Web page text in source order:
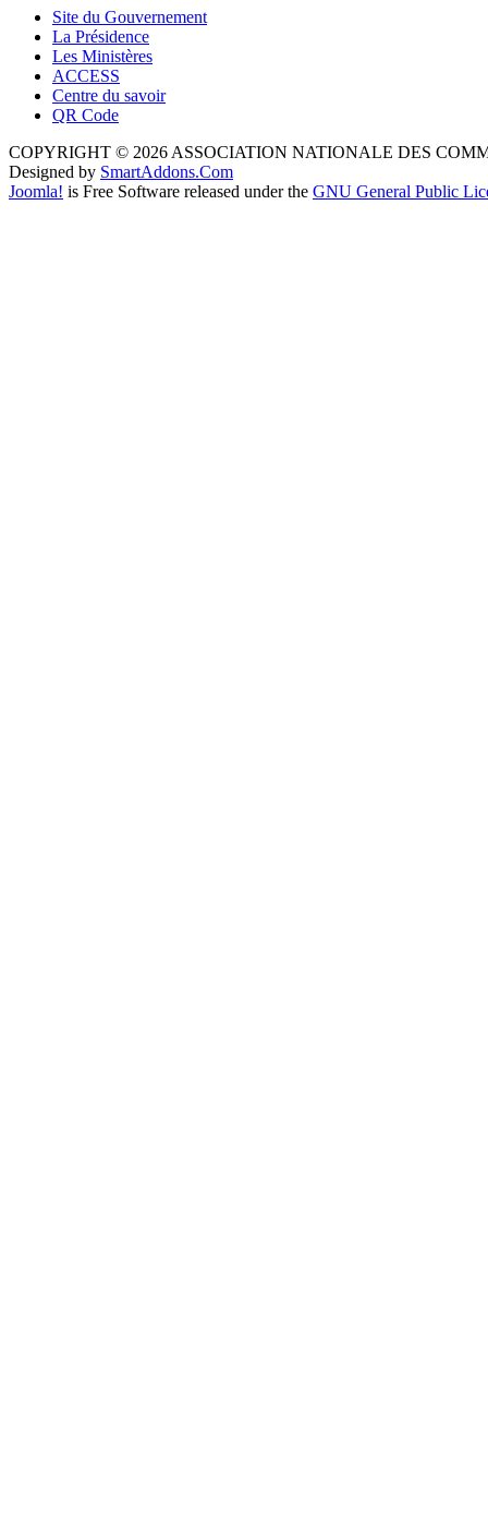
Site du Gouvernement
La Présidence
Les Ministères
ACCESS
Centre du savoir
QR Code
COPYRIGHT © 2026 ASSOCIATION NATIONALE DES
Designed by SmartAddons.Com
Joomla! is Free Software released under the GNU General Public